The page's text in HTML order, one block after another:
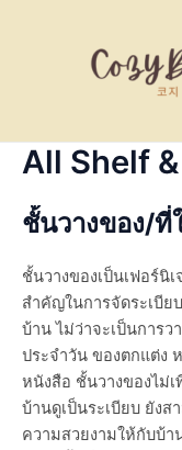
All Shelf
ชั้นวางของ/ที่
ชั้นวางของเป็นเฟอร์นิ
สำคัญในการจัดระเบีย
บ้าน ไม่ว่าจะเป็นการว
ประจำวัน ของตกแต่ง
หนังสือ ชั้นวางของไม่
บ้านดูเป็นระเบียบ ยังส
ความสวยงามให้กับบ้า